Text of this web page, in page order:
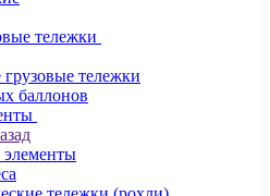
тележки
тележки
баллонов